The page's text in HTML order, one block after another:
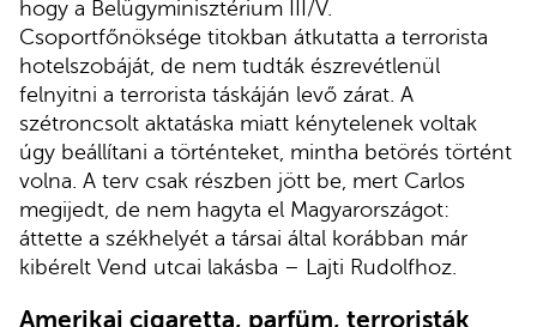
hogy a Belügyminisztérium III/V.
Csoportfőnöksége titokban átkutatta a terrorista
hotelszobáját, de nem tudták észrevétlenül
felnyitni a terrorista táskáján levő zárat. A
szétroncsolt aktatáska miatt kénytelenek voltak
úgy beállítani a történteket, mintha betörés történt
volna. A terv csak részben jött be, mert Carlos
megijedt, de nem hagyta el Magyarországot:
áttette a székhelyét a társai által korábban már
kibérelt Vend utcai lakásba – Lajti Rudolfhoz.
Amerikai cigaretta, parfüm, terroristák